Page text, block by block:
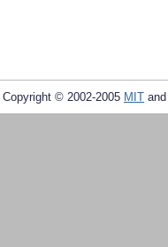
Copyright © 2002-2005 MIT